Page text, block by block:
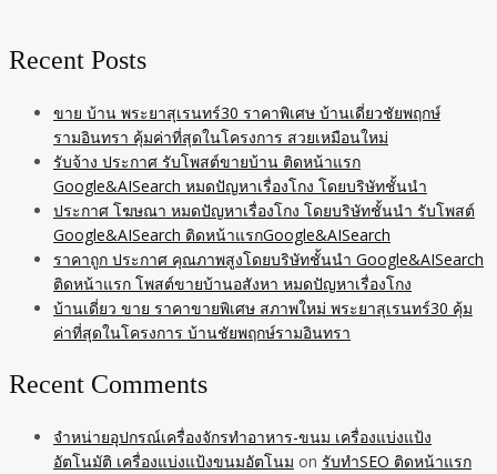
Recent Posts
ขาย บ้าน พระยาสุเรนทร์30 ราคาพิเศษ บ้านเดี่ยวชัยพฤกษ์
รามอินทรา คุ้มค่าที่สุดในโครงการ สวยเหมือนใหม่
รับจ้าง ประกาศ รับโพสต์ขายบ้าน ติดหน้าแรก
Google&AISearch หมดปัญหาเรื่องโกง โดยบริษัทชั้นนำ
ประกาศ โฆษณา หมดปัญหาเรื่องโกง โดยบริษัทชั้นนำ รับโพสต์
Google&AISearch ติดหน้าแรกGoogle&AISearch
ราคาถูก ประกาศ คุณภาพสูงโดยบริษัทชั้นนำ Google&AISearch
ติดหน้าแรก โพสต์ขายบ้านอสังหา หมดปัญหาเรื่องโกง
บ้านเดี่ยว ขาย ราคาขายพิเศษ สภาพใหม่ พระยาสุเรนทร์30 คุ้ม
ค่าที่สุดในโครงการ บ้านชัยพฤกษ์รามอินทรา
Recent Comments
จำหน่ายอุปกรณ์เครื่องจักรทำอาหาร-ขนม เครื่องแบ่งแป้ง
อัตโนมัติ เครื่องแบ่งแป้งขนมอัตโนม on รับทำSEO ติดหน้าแรก